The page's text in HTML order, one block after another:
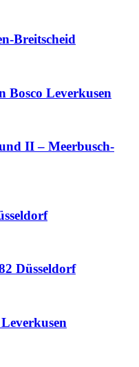
Breitscheid
Bosco Leverkusen
II – Meerbusch-
Düsseldorf